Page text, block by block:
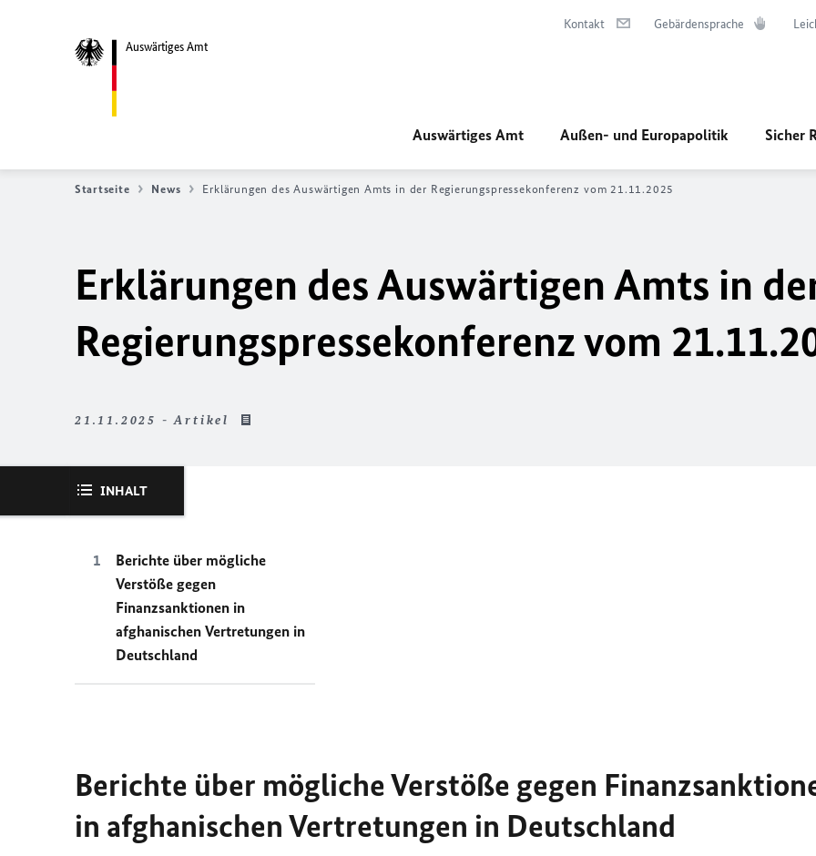
Auswärtiges Amt
Kontakt Gebärdensprache
Auswärtiges Amt Außen- und Europapolitik Sicher
Startseite News Erklärungen des Auswärtigen Amts in der Regierungspressekonferenz vom 21.11.2025
Erklärungen des Auswärtigen Amts in
Regierungspressekonferenz vom
21.11.2025 - Artikel
INHALT
Berichte über mögliche
Verstöße gegen
Finanzsanktionen in
afghanischen Vertretungen in
Deutschland
Berichte über mögliche Verstöße gegen
in afghanischen Vertretungen in Deutschland